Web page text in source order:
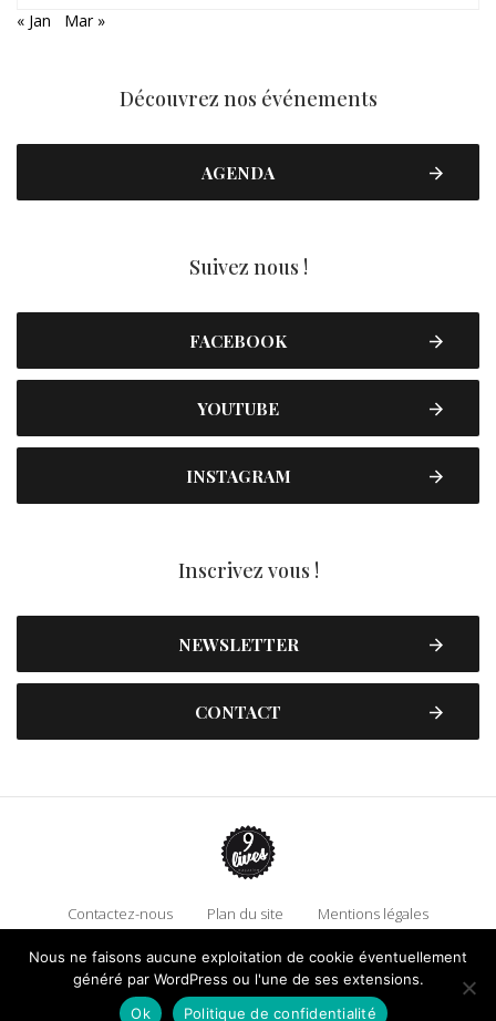
« Jan Mar »
Découvrez nos événements
AGENDA
Suivez nous !
FACEBOOK
YOUTUBE
INSTAGRAM
Inscrivez vous !
NEWSLETTER
CONTACT
Contactez-nous Plan du site
Mentions légales
Adhérez à 9 Lives
Faire un don !
Nous ne faisons aucune exploitation de cookie éventuellement
généré par WordPress ou l'une de ses extensions.
Ok
Politique de confidentialité